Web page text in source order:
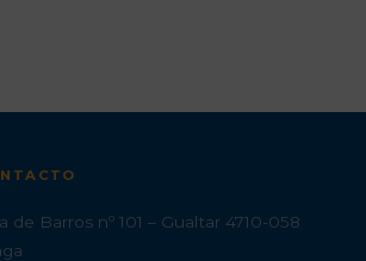
de Barros nº 101 – Gualtar 4710-058